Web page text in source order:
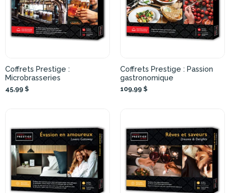
Coffrets Prestige :
Microbrasseries
45,99 $
Coffrets Prestige : Passion
gastronomique
109,99 $